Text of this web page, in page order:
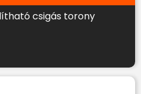
csigás torony